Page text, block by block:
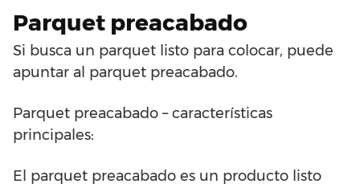
Parquet preacabado
Si busca un parquet listo para colocar, puede
apuntar al parquet preacabado.
Parquet preacabado – características
principales:
El parquet preacabado es un producto listo